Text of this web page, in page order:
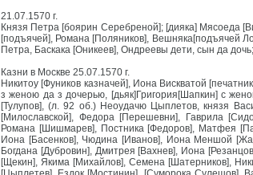
21.07.1570 г.
Князя Петра [боярин Серебреной]; [дияка] Мясоеда
[подъячей], Романа [Поляников], Вешняка[подъячей
Петра, Баскака [Оникеев], Ондреевы дети, сын да
Казни в Москве 25.07.1570 г.
Никитоу [Фуников казначей], Иона Вискватой
з женою да з дочерью, [дьяк]Григория[Шапкин] с
[Тулупов], (л. 92 об.) Неоудачю Цыплетов, князя
[Милославской], Федора [Перешевни], Гаврила
Романа [Шишмарев], Постника [Федоров], Матфея
Иона [Басенков], Чюдина [Иванов], Иона Меншой
Богдана [Дубровин], Дмитрея [Вахнев], Иона
[Щекин], Якима [Михайлов], Семена [Шатерников],